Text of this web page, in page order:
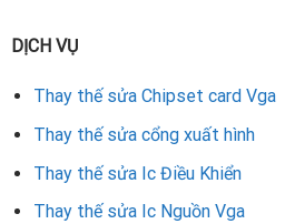
DỊCH VỤ
Thay thế sửa Chipset card Vga
Thay thế sửa cổng xuất hình
Thay thế sửa Ic Điều Khiển
Thay thế sửa Ic Nguồn Vga